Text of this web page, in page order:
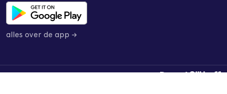
alles over de app →